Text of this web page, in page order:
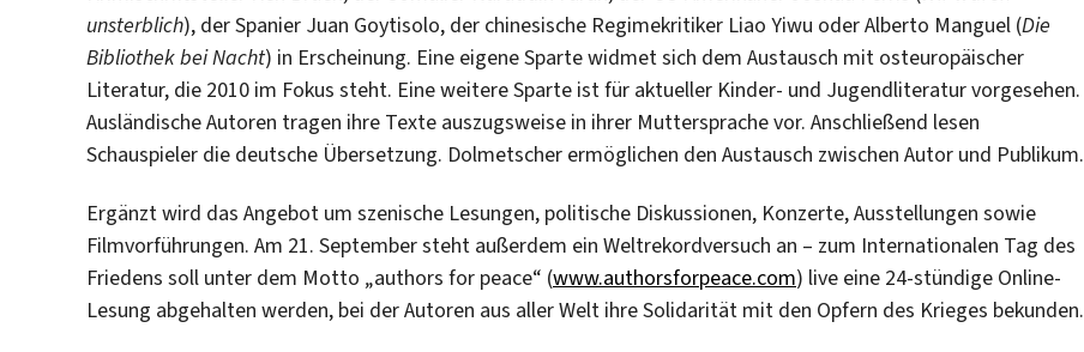
unsterblich), der Spanier Juan Goytisolo, der chinesische Regimekritiker Liao Yiwu oder Alberto Manguel (Die
Bibliothek bei Nacht) in Erscheinung. Eine eigene Sparte widmet sich dem Austausch mit osteuropäischer
Literatur, die 2010 im Fokus steht. Eine weitere Sparte ist für aktueller Kinder- und Jugendliteratur vorgesehen.
Ausländische Autoren tragen ihre Texte auszugsweise in ihrer Muttersprache vor. Anschließend lesen
Schauspieler die deutsche Übersetzung. Dolmetscher ermöglichen den Austausch zwischen Autor und Publikum.
Ergänzt wird das Angebot um szenische Lesungen, politische Diskussionen, Konzerte, Ausstellungen sowie
Filmvorführungen. Am 21. September steht außerdem ein Weltrekordversuch an – zum Internationalen Tag des
Friedens soll unter dem Motto „authors for peace“ (www.authorsforpeace.com) live eine 24-stündige Online-
Lesung abgehalten werden, bei der Autoren aus aller Welt ihre Solidarität mit den Opfern des Krieges bekunden.